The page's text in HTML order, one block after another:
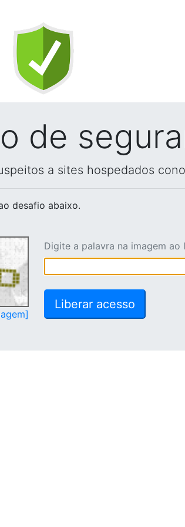
de
a sites hospedados
desafio abaixo.
Digite a palavra na imagem